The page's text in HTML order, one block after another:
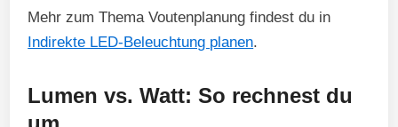
Mehr zum Thema Voutenplanung findest du in
Indirekte LED-Beleuchtung planen.
Lumen vs. Watt: So rechnest du